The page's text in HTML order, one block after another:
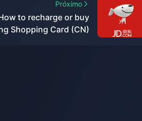
Próximo
to recharge or buy
Shopping Card (CN)